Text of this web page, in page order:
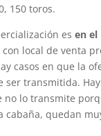
150 toros.
es en el
con local de venta
casos en que la
ser transmitida.
no lo transmite
cabaña, quedan